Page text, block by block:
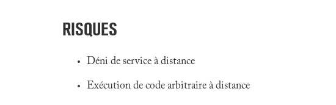
RISQUES
Déni de service à distance
Exécution de code arbitraire à distance